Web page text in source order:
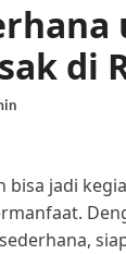
di
bisa jadi